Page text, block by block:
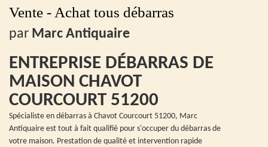
Vente - Achat tous débarras
par Marc Antiquaire
ENTREPRISE DÉBARRAS DE
MAISON CHAVOT
COURCOURT 51200
Spécialiste en débarras à Chavot Courcourt 51200, Marc
Antiquaire est tout à fait qualifié pour s'occuper du débarras de
votre maison. Prestation de qualité et intervention rapide